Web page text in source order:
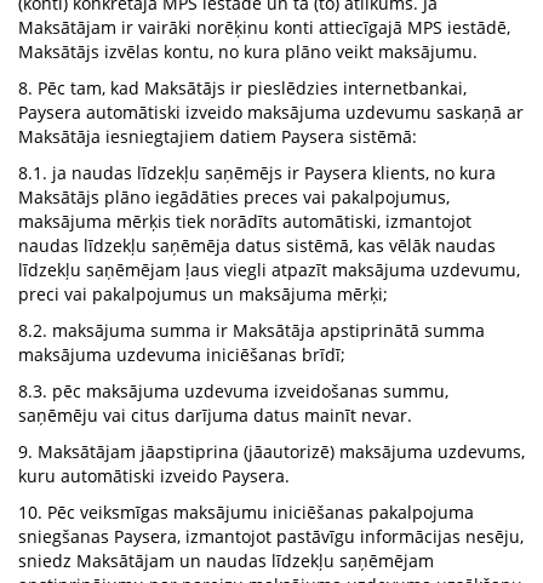
Maksātājam ir vairāki norēķinu konti attiecīgajā MPS iestādē,
Maksātājs izvēlas kontu, no kura plāno veikt maksājumu.
8. Pēc tam, kad Maksātājs ir pieslēdzies internetbankai,
Paysera automātiski izveido maksājuma uzdevumu saskaņā ar
Maksātāja iesniegtajiem datiem Paysera sistēmā:
8.1. ja naudas līdzekļu saņēmējs ir Paysera klients, no kura
Maksātājs plāno iegādāties preces vai pakalpojumus,
maksājuma mērķis tiek norādīts automātiski, izmantojot
naudas līdzekļu saņēmēja datus sistēmā, kas vēlāk naudas
līdzekļu saņēmējam ļaus viegli atpazīt maksājuma uzdevumu,
preci vai pakalpojumus un maksājuma mērķi;
8.2. maksājuma summa ir Maksātāja apstiprinātā summa
maksājuma uzdevuma iniciēšanas brīdī;
8.3. pēc maksājuma uzdevuma izveidošanas summu,
saņēmēju vai citus darījuma datus mainīt nevar.
9. Maksātājam jāapstiprina (jāautorizē) maksājuma uzdevums,
kuru automātiski izveido Paysera.
10. Pēc veiksmīgas maksājumu iniciēšanas pakalpojuma
sniegšanas Paysera, izmantojot pastāvīgu informācijas nesēju,
sniedz Maksātājam un naudas līdzekļu saņēmējam